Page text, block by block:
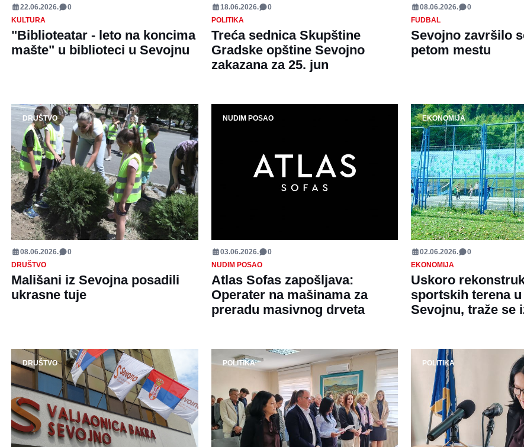
22.06.2026.
0
KULTURA
"Biblioteatar - leto na koncima
mašte" u biblioteci u Sevojnu
18.06.2026.
0
POLITIKA
Treća sednica Skupštine
Gradske opštine Sevojno
zakazana za 25. jun
08.06.2026.
0
FUDBAL
Sevojno završilo
petom mestu
DRUŠTVO
08.06.2026.
0
DRUŠTVO
Mališani iz Sevojna posadili
ukrasne tuje
NUDIM POSAO
03.06.2026.
0
NUDIM POSAO
Atlas Sofas zapošljava:
Operater na mašinama za
preradu masivnog drveta
EKONOMIJA
02.06.2026.
0
EKONOMIJA
Uskoro
sportskih terena
Sevojnu, traže se
DRUŠTVO POLITIKA POLITIKA